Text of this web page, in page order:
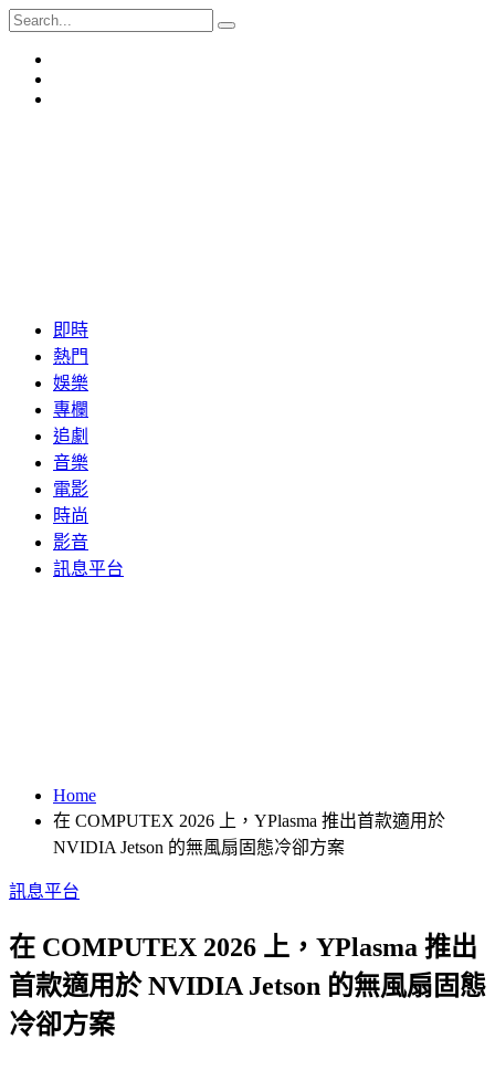
即時
熱門
娛樂
專欄
追劇
音樂
電影
時尚
影音
訊息平台
Home
在 COMPUTEX 2026 上，YPlasma 推出首款適用於
NVIDIA Jetson 的無風扇固態冷卻方案
訊息平台
在 COMPUTEX 2026 上，YPlasma 推出
首款適用於 NVIDIA Jetson 的無風扇固態
冷卻方案